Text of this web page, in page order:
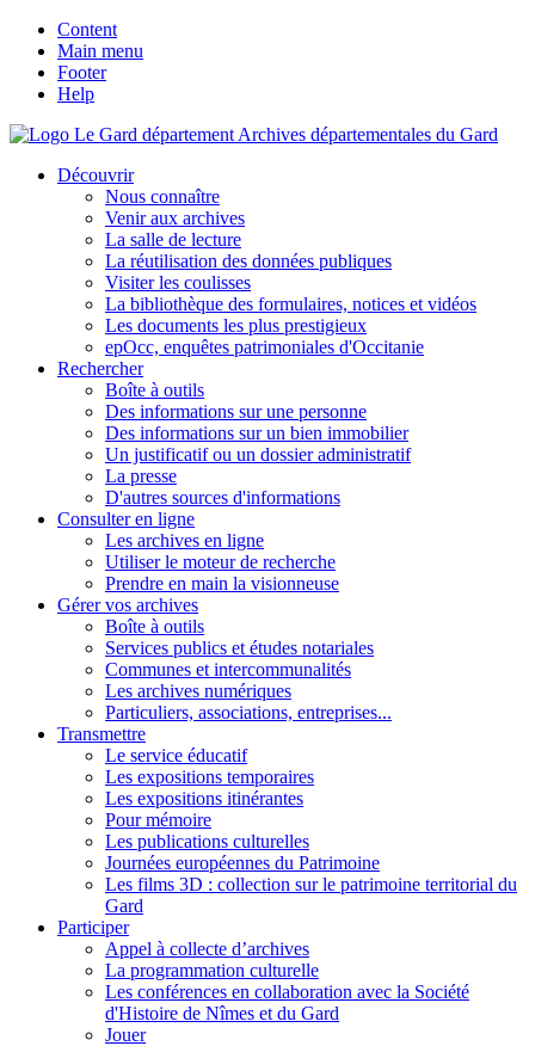
Content
Main menu
Footer
Help
Archives départementales du Gard
Découvrir
Nous connaître
Venir aux archives
La salle de lecture
La réutilisation des données publiques
Visiter les coulisses
La bibliothèque des formulaires, notices et vidéos
Les documents les plus prestigieux
epOcc, enquêtes patrimoniales d'Occitanie
Rechercher
Boîte à outils
Des informations sur une personne
Des informations sur un bien immobilier
Un justificatif ou un dossier administratif
La presse
D'autres sources d'informations
Consulter en ligne
Les archives en ligne
Utiliser le moteur de recherche
Prendre en main la visionneuse
Gérer vos archives
Boîte à outils
Services publics et études notariales
Communes et intercommunalités
Les archives numériques
Particuliers, associations, entreprises...
Transmettre
Le service éducatif
Les expositions temporaires
Les expositions itinérantes
Pour mémoire
Les publications culturelles
Journées européennes du Patrimoine
Les films 3D : collection sur le patrimoine territorial du
Gard
Participer
Appel à collecte d’archives
La programmation culturelle
Les conférences en collaboration avec la Société
d'Histoire de Nîmes et du Gard
Jouer